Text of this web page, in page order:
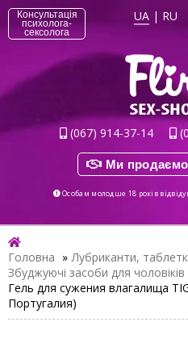
Консультація
психолога-
сексолога
UA | RU
(067) 914-37-14
Ми
Особам молодше 18 років
Головна » Лубриканти,
Збуджуючі засоби для чоловіків
Гель для сужения влагалища
Португалия)